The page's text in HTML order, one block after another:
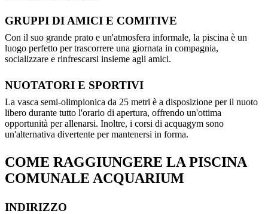
GRUPPI DI AMICI E COMITIVE
Con il suo grande prato e un'atmosfera informale, la piscina è un
luogo perfetto per trascorrere una giornata in compagnia,
socializzare e rinfrescarsi insieme agli amici.
NUOTATORI E SPORTIVI
La vasca semi-olimpionica da 25 metri è a disposizione per il nuoto
libero durante tutto l'orario di apertura, offrendo un'ottima
opportunità per allenarsi. Inoltre, i corsi di acquagym sono
un'alternativa divertente per mantenersi in forma.
COME RAGGIUNGERE LA PISCINA
COMUNALE ACQUARIUM
INDIRIZZO